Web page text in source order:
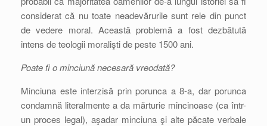
considerat că nu toate neadevărurile sunt rele din punct
de vedere moral. Această problemă a fost dezbătută
intens de teologii moralişti de peste 1500 ani.
Poate fi o minciună necesară vreodată?
Minciuna este interzisă prin porunca a 8-a, dar porunca
condamnă literalmente a da mărturie mincinoase (ca într-
un proces legal), aşadar minciuna şi alte păcate verbale